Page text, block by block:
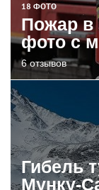
18 ФОТО
Пожар в
фото с
6 отзывов
Гибель
Мунку-